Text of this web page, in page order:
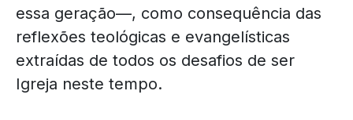
essa geração—, como consequência das
reflexões teológicas e evangelísticas
extraídas de todos os desafios de ser
Igreja neste tempo.